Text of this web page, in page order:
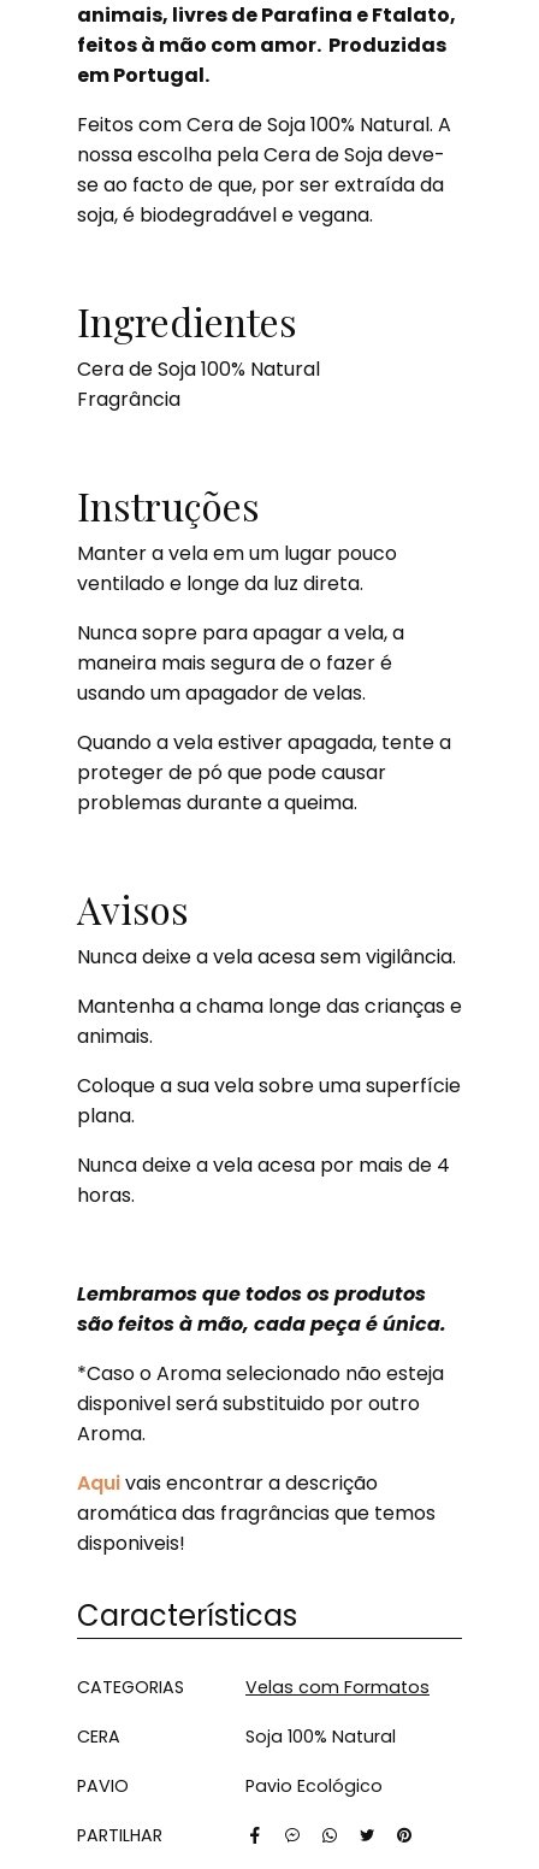
animais, livres de Parafina e Ftalato,
feitos à mão com amor. Produzidas
em Portugal.
Feitos com Cera de Soja 100% Natural. A
nossa escolha pela Cera de Soja deve-
se ao facto de que, por ser extraída da
soja, é biodegradável e vegana.
Ingredientes
Cera de Soja 100% Natural
Fragrância
Instruções
Manter a vela em um lugar pouco
ventilado e longe da luz direta.
Nunca sopre para apagar a vela, a
maneira mais segura de o fazer é
usando um apagador de velas.
Quando a vela estiver apagada, tente a
proteger de pó que pode causar
problemas durante a queima.
Avisos
Nunca deixe a vela acesa sem vigilância.
Mantenha a chama longe das crianças e
animais.
Coloque a sua vela sobre uma superfície
plana.
Nunca deixe a vela acesa por mais de 4
horas.
Lembramos que todos os produtos
são feitos à mão, cada peça é única.
*Caso o Aroma selecionado não esteja
disponivel será substituido por outro
Aroma.
Aquivais encontrar a descrição
aromática das fragrâncias que temos
disponiveis!
Características
Características
CATEGORIAS Velas com Formatos
CERA Soja 100% Natural
PAVIO Pavio Ecológico
PARTILHAR